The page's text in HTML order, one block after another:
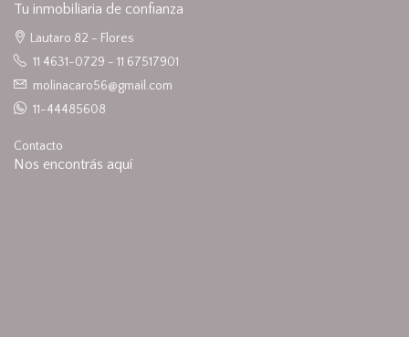
Tu inmobiliaria de confianza
Lautaro 82 - Flores
11 4631-0729 - 11 67517901
molinacaro56@gmail.com
11-44485608
Contacto
Nos encontrás aquí